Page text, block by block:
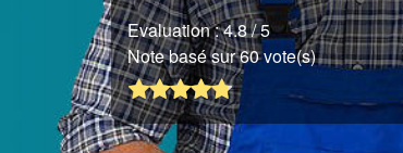
Evaluation :4.8/ 5
Note basé sur 60 vote(s)